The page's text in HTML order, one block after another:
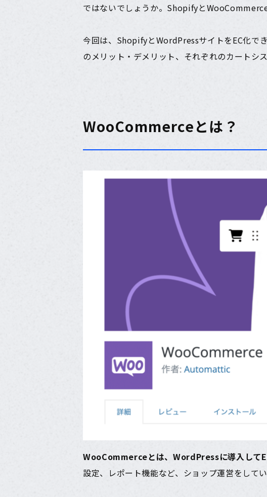
ではないでしょうか。Shopifyと
今回は、ShopifyとWordPressサイトをEC化で
のメリット・デメリット、それぞれのカートシ
WooCommerceとは？
WooCommerceとは、WordPressに導入して
設定、レポート機能など、ショップ運営をして